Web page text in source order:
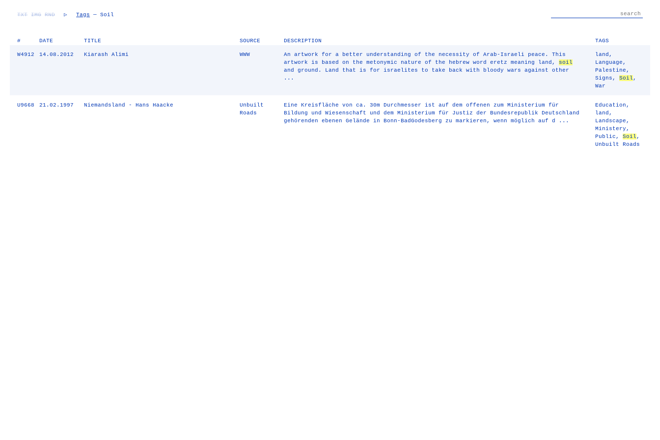
TXT IMG RND ▷ Tags — Soil
# DATE TITLE SOURCE DESCRIPTION TAGS
W4912 14.08.2012 Kiarash Alimi WWW
An artwork for a better understanding of the necessity of Arab-Israeli peace. This
artwork is based on the metonymic nature of the hebrew word eretz meaning land, soil
and ground. Land that is for israelites to take back with bloody wars against other
...
land ,
Language ,
Palestine ,
Signs ,Soil ,
War
U9668 21.02.1997 Niemandsland - Hans Haacke
Unbuilt
Roads
Eine Kreisfläche von ca. 30m Durchmesser ist auf dem offenen zum Ministerium für
Bildung und Wiesenschaft und dem Ministerium für Justiz der Bundesrepublik Deutschland
gehörenden ebenen Gelände in Bonn-BadGodesberg zu markieren, wenn möglich auf d ...
Education ,
land ,
Landscape ,
Ministery ,
Public ,Soil ,
Unbuilt Roads